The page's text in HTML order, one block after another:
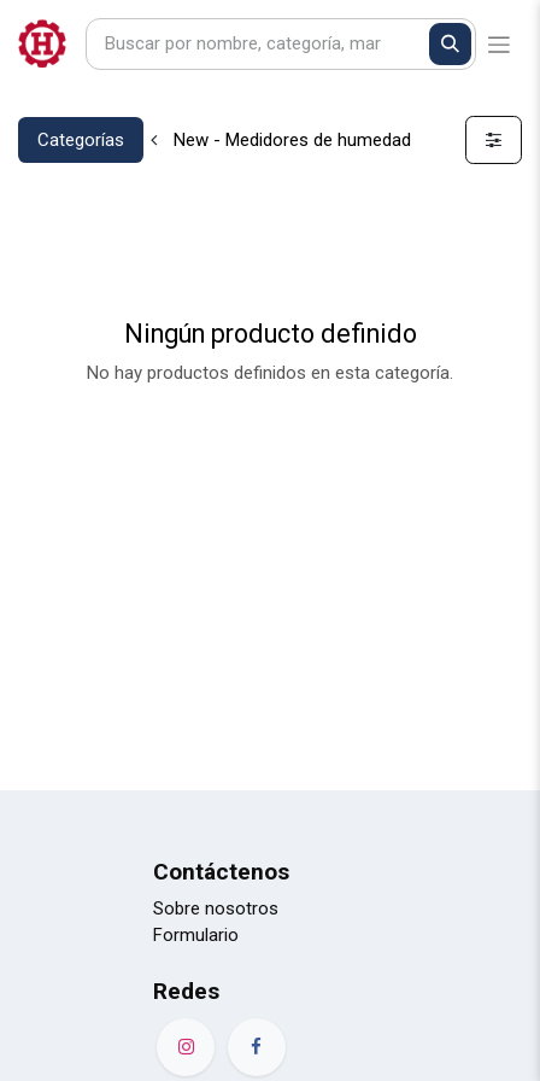
Categorías New - Medidores de humedad
Ningún producto definido
No hay productos definidos en esta categoría.
Contáctenos
Sobre nosotros
Formulario
Redes